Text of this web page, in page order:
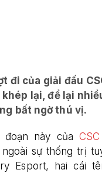
đi của giải đấu
lại, để lại
bất ngờ thú vị.
đoạn này của
sự thống trị
Esport, hai cái